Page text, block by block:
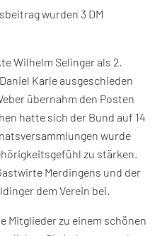
wurden 3 DM
Wilhelm Selinger als 2.
Karle ausgeschieden
übernahm den Posten
hatte sich der Bund auf 14
wurde
zu stärken.
Merdingens und der
dem Verein bei.
Mitglieder zu einem schönen